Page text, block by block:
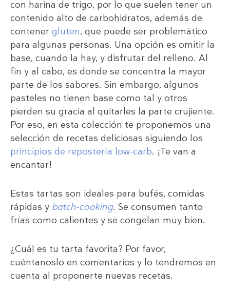
con harina de trigo, por lo que suelen tener un
contenido alto de carbohidratos, además de
contener gluten, que puede ser problemático
para algunas personas. Una opción es omitir la
base, cuando la hay, y disfrutar del relleno. Al
fin y al cabo, es donde se concentra la mayor
parte de los sabores. Sin embargo, algunos
pasteles no tienen base como tal y otros
pierden su gracia al quitarles la parte crujiente.
Por eso, en esta colección te proponemos una
selección de recetas deliciosas siguiendo los
principios de repostería low-carb. ¡Te van a
encantar!
Estas tartas son ideales para bufés, comidas
rápidas y batch-cooking. Se consumen tanto
frías como calientes y se congelan muy bien.
¿Cuál es tu tarta favorita? Por favor,
cuéntanoslo en comentarios y lo tendremos en
cuenta al proponerte nuevas recetas.